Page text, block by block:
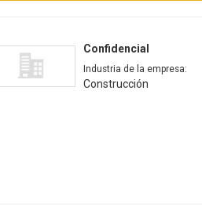
Confidencial
Industria de la empresa:
Construcción